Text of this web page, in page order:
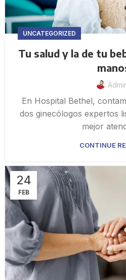
UNCATEGORIZED
Tu salud y la de tu
En Hospital Bethel,
dos ginecólogos expertos
mejor
CONTINUE
24
FEB